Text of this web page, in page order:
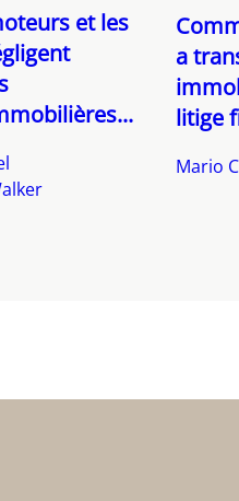
et les
a
litige
Mario